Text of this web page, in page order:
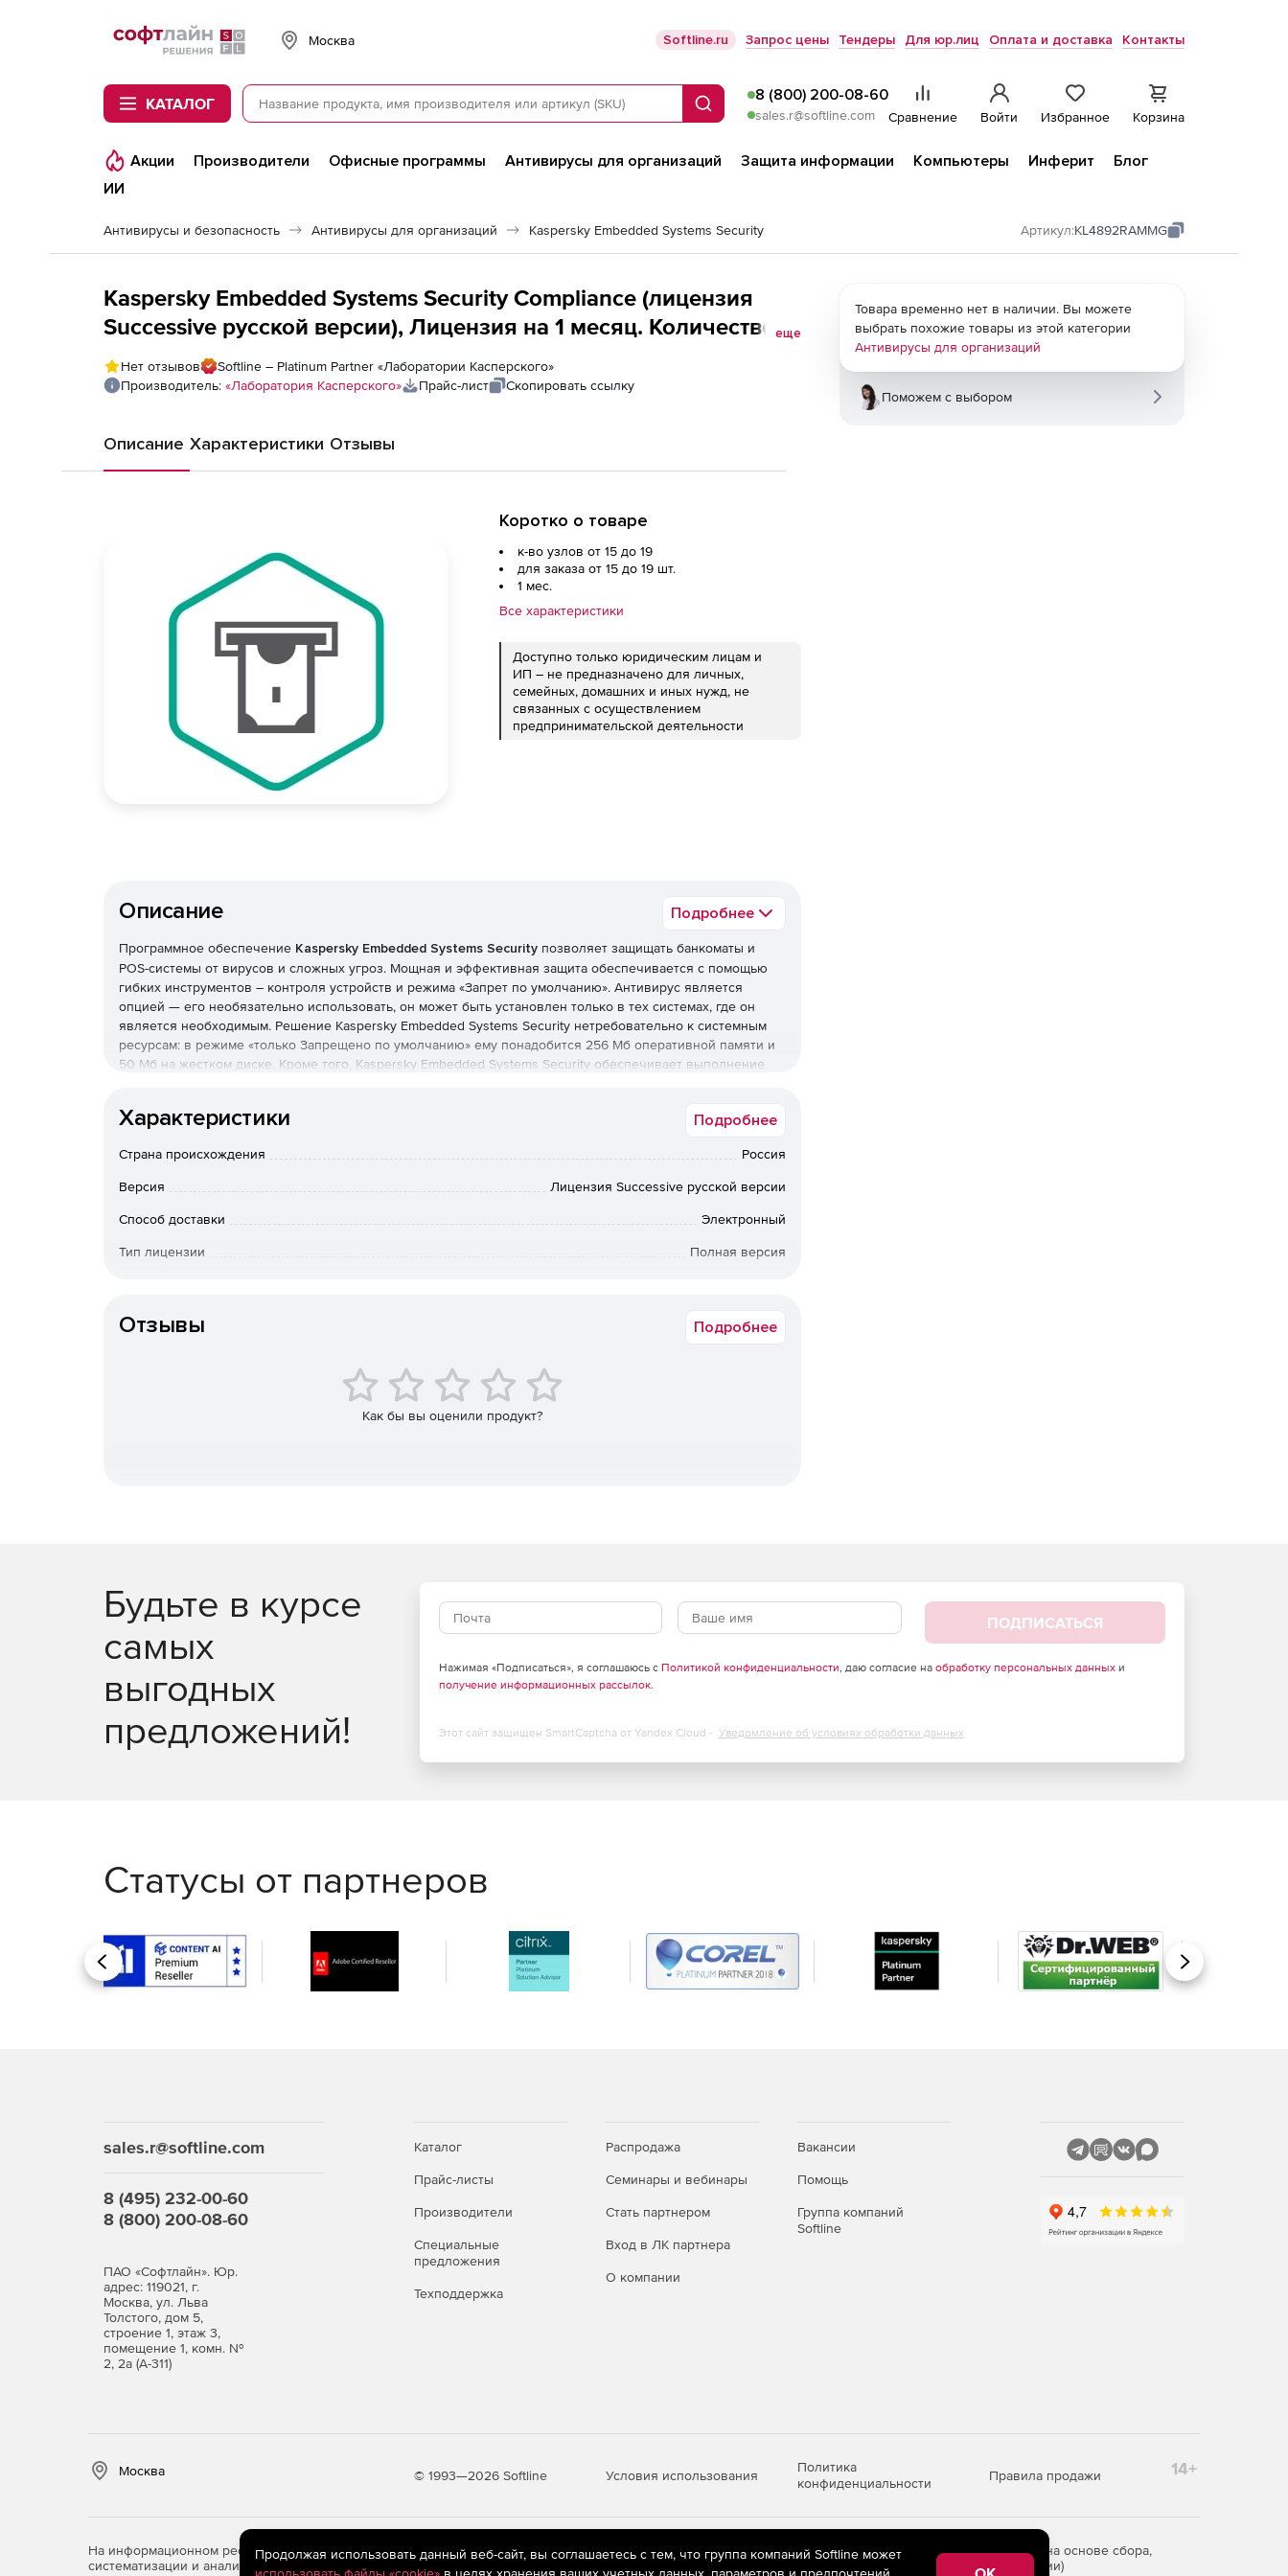
Softline
Москва Softline.ru Запрос цены Тендеры Для юр.лиц Оплата и доставка Контакты
КАТАЛОГ Поиск
8 (800) 200-08-60
sales.r@softline.com Сравнение Войти Избранное Корзина
Акции Производители Офисные программы Антивирусы для организаций Защита информации Компьютеры Инферит
Блог
ИИ
Антивирусы и безопасность Антивирусы для организаций Kaspersky Embedded Systems Security Артикул:KL4892RAMMG
Kaspersky Embedded Systems Security Compliance (лицензия
Successive русской версии), Лицензия на 1 месяц. Количество
узлов
еще
Нет отзывов
Softline – Platinum Partner «Лаборатории Касперского»
Производитель: «Лаборатория Касперского» Прайс-лист Скопировать ссылку
Описание Характеристики Отзывы
Коротко о товаре
к-во узлов от 15 до 19
для заказа от 15 до 19 шт.
1 мес.
Все характеристики
Доступно только юридическим лицам и
ИП – не предназначено для личных,
семейных, домашних и иных нужд, не
связанных с осуществлением
предпринимательской деятельности
Описание Подробнее
Программное обеспечение Kaspersky Embedded Systems Security позволяет защищать банкоматы и
POS-системы от вирусов и сложных угроз. Мощная и эффективная защита обеспечивается с помощью
гибких инструментов – контроля устройств и режима «Запрет по умолчанию». Антивирус является
опцией — его необязательно использовать, он может быть установлен только в тех системах, где он
является необходимым. Решение Kaspersky Embedded Systems Security нетребовательно к системным
ресурсам: в режиме «только Запрещено по умолчанию» ему понадобится 256 Мб оперативной памяти и
50 Мб на жестком диске. Кроме того, Kaspersky Embedded Systems Security обеспечивает выполнение
Полная поддержка Windows
Решение полностью поддерживает всю линейку ОС Windows, в том числе для встраиваемых систем,
начиная с семейства продуктов Windows XP и заканчивая Windows 10 IoT.
Запрет по умолчанию
Запрет запуска любых драйверов, библиотек и приложений, которые не входят в разрешенный список,
Контроль устройств
Этот риск значительно снижает контроль доступа подобных устройств.
Характеристики Подробнее
Страна происхождения Россия
Версия Лицензия Successive русской версии
Способ доставки Электронный
Тип лицензии Полная версия
Отзывы Подробнее
Как бы вы оценили продукт?
Товара временно нет в наличии. Вы можете
выбрать похожие товары из этой категории
Антивирусы для организаций
Поможем с выбором
Будьте в курсе
самых
выгодных
предложений!
ПОДПИСАТЬСЯ
Нажимая «Подписаться», я соглашаюсь с Политикой конфиденциальности, даю согласие на обработку персональных данныхи
получение информационных рассылок.
Этот сайт защищен SmartCaptcha от Yandex Cloud - Уведомление об условиях обработки данных
Статусы от партнеров
Назад Вперед
sales.r@softline.com
8 (495) 232-00-60
8 (800) 200-08-60
ПАО «Софтлайн». Юр.
адрес: 119021, г.
Москва, ул. Льва
Толстого, дом 5,
строение 1, этаж 3,
помещение 1, комн. №
2, 2а (А-311)
Каталог
Прайс-листы
Производители
Специальные
предложения
Техподдержка
Распродажа
Семинары и вебинары
Стать партнером
Вход в ЛК партнера
О компании
Вакансии
Помощь
Группа компаний
Softline
Москва © 1993—2026 Softline Условия использования
Политика
конфиденциальности
Правила продажи 14+
На информационном ресурсе store.softline.ru применяютсярекомендательные технологии(информационные технологии предоставления информации на основе сбора,
систематизации и анализа сведений, относящихся к предпочтениям пользователей сети «Интернет», находящихся на территории Российской Федерации)
Продолжая использовать данный веб-сайт, вы соглашаетесь с тем, что группа компаний Softline может